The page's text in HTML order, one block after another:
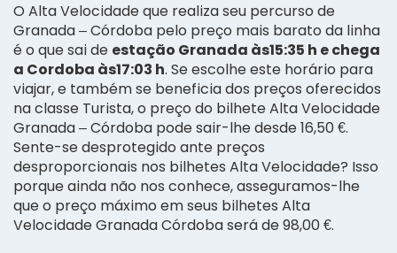
O Alta Velocidade que realiza seu percurso de
Granada – Córdoba pelo preço mais barato da linha
é o que sai de estação Granada às15:35 h e chega
a Cordoba às17:03 h. Se escolhe este horário para
viajar, e também se beneficia dos preços oferecidos
na classe Turista, o preço do bilhete Alta Velocidade
Granada – Córdoba pode sair-lhe desde 16,50 €.
Sente-se desprotegido ante preços
desproporcionais nos bilhetes Alta Velocidade? Isso
porque ainda não nos conhece, asseguramos-lhe
que o preço máximo em seus bilhetes Alta
Velocidade Granada Córdoba será de 98,00 €.